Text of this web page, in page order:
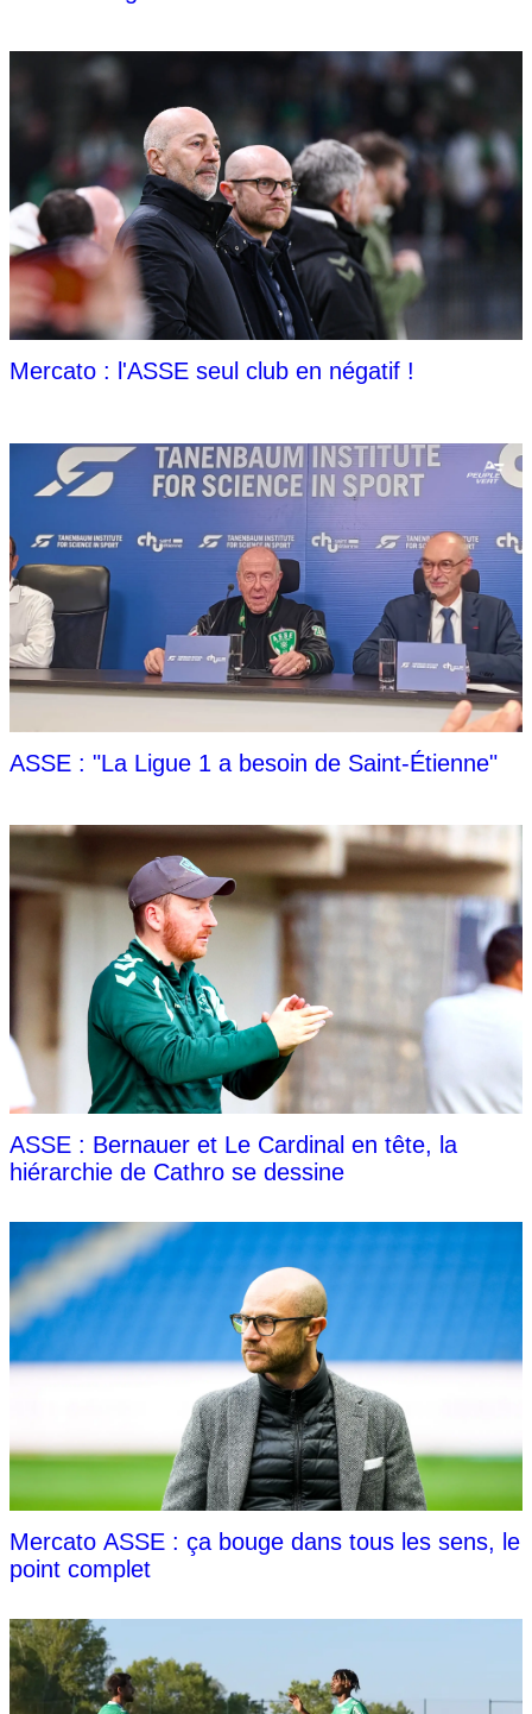
Mercato : l'ASSE seul club en négatif !
ASSE : "La Ligue 1 a besoin de Saint-Étienne"
ASSE : Bernauer et Le Cardinal en tête, la
hiérarchie de Cathro se dessine
Mercato ASSE : ça bouge dans tous les sens, le
point complet